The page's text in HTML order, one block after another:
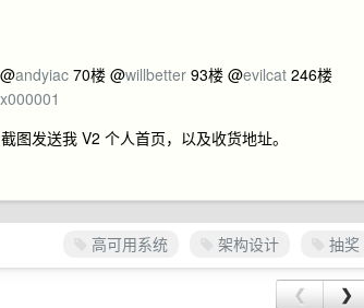
andyiac 70楼 @willbetter 93楼 @evilcat 246楼
发送我 V2 个人首页，以及收货地址。
高可用系统 架构设计 抽奖
❮ ❯